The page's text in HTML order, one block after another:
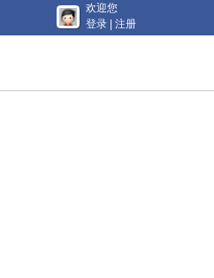
欢迎您
登录
注册